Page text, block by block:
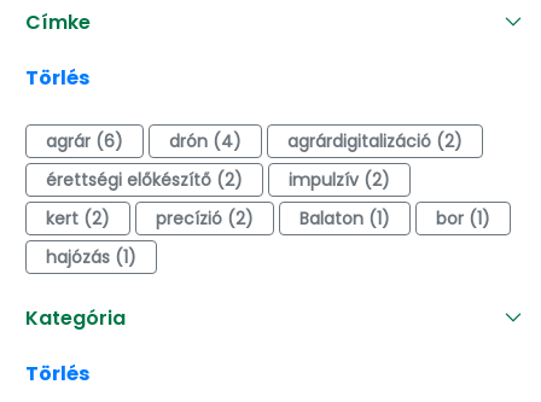
Címke
Törlés
agrár (6) drón (4)
agrárdigitalizáció (2)
érettségi előkészítő (2)
impulzív (2)
kert (2)
precízió (2) Balaton (1)
bor (1)
hajózás (1)
Kategória
Törlés